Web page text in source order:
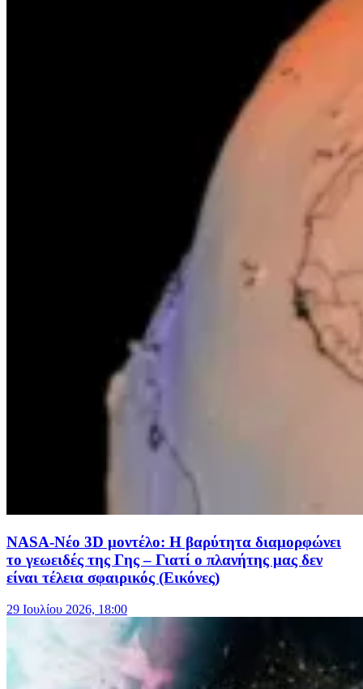
NASA-Νέο 3D μοντέλο: Η βαρύτητα διαμορφώνει
το γεωειδές της Γης – Γιατί ο πλανήτης μας δεν
είναι τέλεια σφαιρικός (Εικόνες)
29 Ιουλίου 2026, 18:00